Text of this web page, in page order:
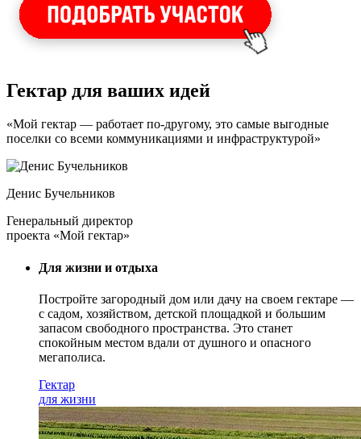
Гектар для ваших идей
«Мой гектар — работает по-другому, это самые выгодные
поселки со всеми коммуникациями и инфраструктурой»
Денис Бучельников
Генеральный директор
проекта «Мой гектар»
Для жизни и отдыха
Постройте загородный дом или дачу на своем гектаре —
с садом, хозяйством, детской площадкой и большим
запасом свободного пространства. Это станет
спокойным местом вдали от душного и опасного
мегаполиса.
Гектар
для жизни